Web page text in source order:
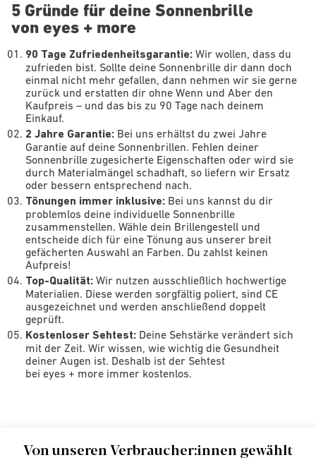
5 Gründe für deine Sonnenbrille
von eyes + more
90 Tage Zufriedenheitsgarantie: Wir wollen, dass du
zufrieden bist. Sollte deine Sonnenbrille dir dann doch
einmal nicht mehr gefallen, dann nehmen wir sie gerne
zurück und erstatten dir ohne Wenn und Aber den
Kaufpreis – und das bis zu 90 Tage nach deinem
Einkauf.
2 Jahre Garantie: Bei uns erhältst du zwei Jahre
Garantie auf deine Sonnenbrillen. Fehlen deiner
Sonnenbrille zugesicherte Eigenschaften oder wird sie
durch Materialmängel schadhaft, so liefern wir Ersatz
oder bessern entsprechend nach.
Tönungen immer inklusive: Bei uns kannst du dir
problemlos deine individuelle Sonnenbrille
zusammenstellen. Wähle dein Brillengestell und
entscheide dich für eine Tönung aus unserer breit
gefächerten Auswahl an Farben. Du zahlst keinen
Aufpreis!
Top-Qualität: Wir nutzen ausschließlich hochwertige
Materialien. Diese werden sorgfältig poliert, sind CE
ausgezeichnet und werden anschließend doppelt
geprüft.
Kostenloser Sehtest: Deine Sehstärke verändert sich
mit der Zeit. Wir wissen, wie wichtig die Gesundheit
deiner Augen ist. Deshalb ist der Sehtest
bei eyes + more immer kostenlos.
Von unseren Verbraucher:innen gewählt